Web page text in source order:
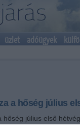
üzlet adóügyek
a hőség július
hőség július első
30 Celsius-fok